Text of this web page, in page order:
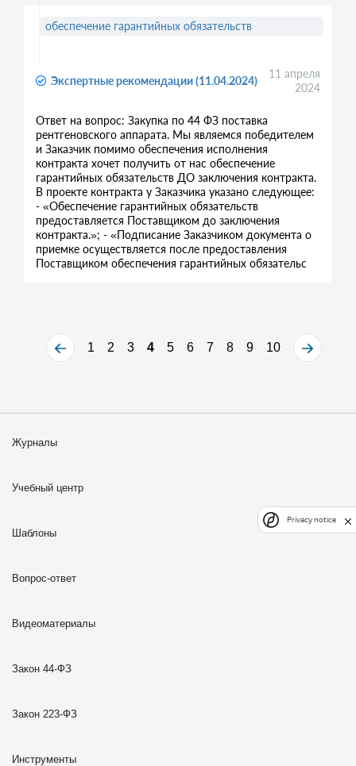
Экспертные рекомендации (11.04.2024)
11 апреля
2024
Ответ на вопрос: Закупка по 44 ФЗ поставка
рентгеновского аппарата. Мы являемся победителем
и Заказчик помимо обеспечения исполнения
контракта хочет получить от нас обеспечение
гарантийных обязательств ДО заключения контракта.
В проекте контракта у Заказчика указано следующее:
- «Обеспечение гарантийных обязательств
предоставляется Поставщиком до заключения
контракта.»; - «Подписание Заказчиком документа о
приемке осуществляется после предоставления
Поставщиком обеспечения гарантийных обязательс
обеспечение гарантийных обязательств
1 2 3 4 5 6 7 8 9 10
Журналы
Учебный центр
Шаблоны
Вопрос-ответ
Видеоматериалы
Закон 44-ФЗ
Закон 223-ФЗ
Инструменты
Privacy notice